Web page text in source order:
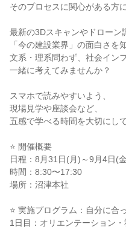
そのプロセスに関心がある方
最新の3Dスキャンやドローン
「今の建設業界」の面白さを
文系・理系問わず、社会イン
一緒に考えてみませんか？
スマホで読みやすいよう、
現場見学や座談会など、
五感で学べる時間を大切にし
⭐ 開催概要
日程：8月31日(月)～9月4日(
時間：8:30〜17:30
場所：沼津本社
⭐ 実施プログラム：自分に合
1日目：オリエンテーション